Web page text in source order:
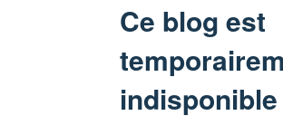
Ce blog est
indisponible